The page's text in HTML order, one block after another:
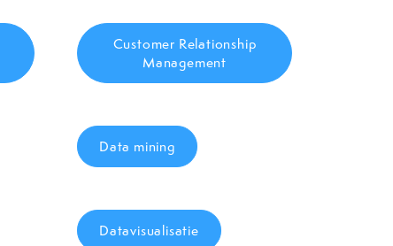
Customer Relationship
Management
Data mining
Datavisualisatie